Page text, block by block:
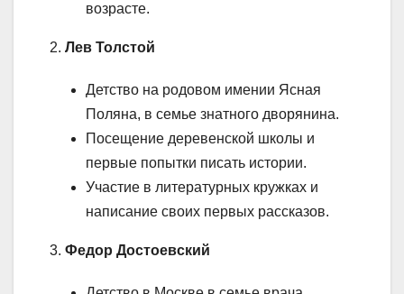
возрасте.
2. Лев Толстой
Детство на родовом имении Ясная
Поляна, в семье знатного дворянина.
Посещение деревенской школы и
первые попытки писать истории.
Участие в литературных кружках и
написание своих первых рассказов.
3. Федор Достоевский